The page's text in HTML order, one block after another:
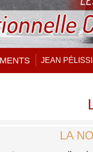
JEAN
LA